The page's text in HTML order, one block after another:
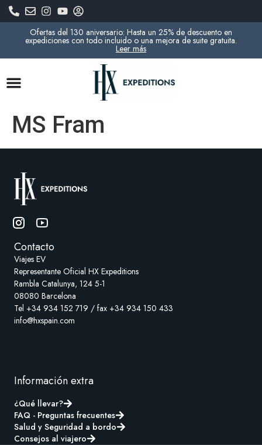
Ofertas del 130 aniversario: Hasta un 25% de descuento en
expediciones con todo incluido o una mejora de suite gratuita.
Leer más
MS Fram
Contacto
Viajes EV
Representante Oficial HX Expeditions
Rambla Catalunya, 124 5-1
08080 Barcelona
Tel +34 934 152 719 / fax +34 934 150 433
info@hxspain.com
Información extra
¿Qué llevar?
FAQ - Preguntas frecuentes
Salud y Seguridad a bordo
Consejos al viajero